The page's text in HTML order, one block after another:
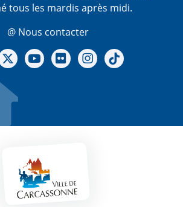
tous les mardis après midi.
@ Nous contacter
Facebook
Notre X - (twitter)
Notre chaine Youtube
Notre Gallerie sur Flickr
Notre Instagram
Mentions légales